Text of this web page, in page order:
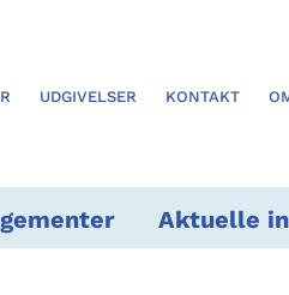
UDGIVELSER KONTAKT
Aktuelle